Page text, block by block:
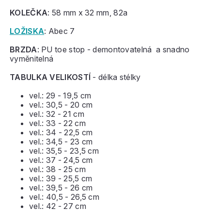
KOLEČKA: 58 mm x 32 mm, 82a
LOŽISKA: Abec 7
BRZDA: PU toe stop - demontovatelná a snadno
vyměnitelná
TABULKA VELIKOSTÍ - délka stélky
vel.: 29 - 19,5 cm
vel.: 30,5 - 20 cm
vel.: 32 - 21 cm
vel.: 33 - 22 cm
vel.: 34 - 22,5 cm
vel.: 34,5 - 23 cm
vel.: 35,5 - 23,5 cm
vel.: 37 - 24,5 cm
vel.: 38 - 25 cm
vel.: 39 - 25,5 cm
vel.: 39,5 - 26 cm
vel.: 40,5 - 26,5 cm
vel.: 42 - 27 cm